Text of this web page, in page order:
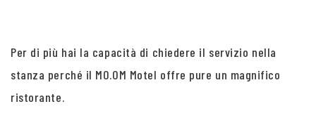
Per di più hai la capacità di chiedere il servizio nella
stanza perché il MO.OM Motel offre pure un magnifico
ristorante.